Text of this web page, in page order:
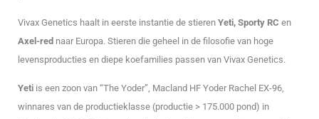
Vivax Genetics haalt in eerste instantie de stieren Yeti, Sporty RC en
Axel-red naar Europa. Stieren die geheel in de filosofie van hoge
levensproducties en diepe koefamilies passen van Vivax Genetics.
Yeti is een zoon van “The Yoder”, Macland HF Yoder Rachel EX-96,
winnares van de productieklasse (productie > 175.000 pond) in